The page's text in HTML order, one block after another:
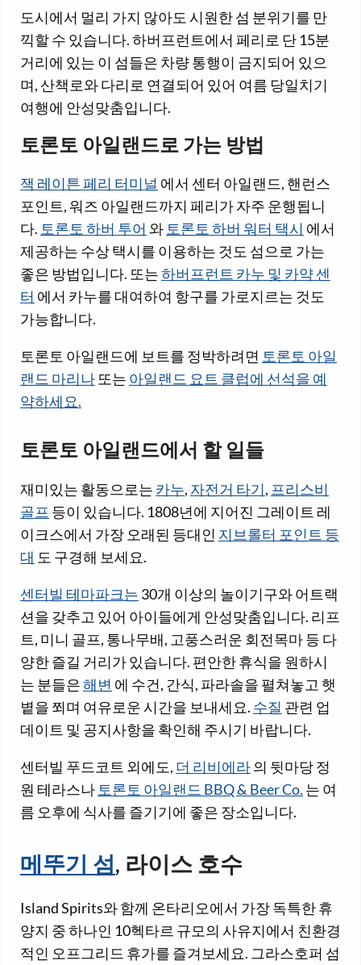
도시에서 멀리 가지 않아도 시원한 섬 분위기를 만
끽할 수 있습니다. 하버프런트에서 페리로 단 15분
거리에 있는 이 섬들은 차량 통행이 금지되어 있으
며, 산책로와 다리로 연결되어 있어 여름 당일치기
여행에 안성맞춤입니다.
토론토 아일랜드로 가는 방법
잭 레이튼 페리 터미널 에서 센터 아일랜드, 핸런스
포인트, 워즈 아일랜드까지 페리가 자주 운행됩니
다. 토론토 하버 투어 와 토론토 하버 워터 택시 에서
제공하는 수상 택시를 이용하는 것도 섬으로 가는
좋은 방법입니다. 또는하버프런트 카누 및 카약 센
터 에서 카누를 대여하여 항구를 가로지르는 것도
가능합니다.
토론토 아일랜드에 보트를 정박하려면 토론토 아일
랜드 마리나 또는 아일랜드 요트 클럽에 선석을 예
약하세요.
토론토 아일랜드에서 할 일들
재미있는 활동으로는 카누, 자전거 타기, 프리스비
골프 등이 있습니다. 1808년에 지어진 그레이트 레
이크스에서 가장 오래된 등대인 지브롤터 포인트 등
대 도 구경해 보세요.
센터빌 테마파크는 30개 이상의 놀이기구와 어트랙
션을 갖추고 있어 아이들에게 안성맞춤입니다. 리프
트, 미니 골프, 통나무배, 고풍스러운 회전목마 등 다
양한 즐길 거리가 있습니다. 편안한 휴식을 원하시
는 분들은해변 에 수건, 간식, 파라솔을 펼쳐놓고 햇
볕을 쬐며 여유로운 시간을 보내세요. 수질 관련 업
데이트 및 공지사항을 확인해 주시기 바랍니다.
센터빌 푸드코트 외에도, 더 리비에라의 뒷마당 정
원 테라스나 토론토 아일랜드 BBQ & Beer Co. 는 여
름 오후에 식사를 즐기기에 좋은 장소입니다.
메뚜기 섬, 라이스 호수
Island Spirits와 함께 온타리오에서 가장 독특한 휴
양지 중 하나인 10헥타르 규모의 사유지에서 친환경
적인 오프그리드 휴가를 즐겨보세요. 그라스호퍼 섬